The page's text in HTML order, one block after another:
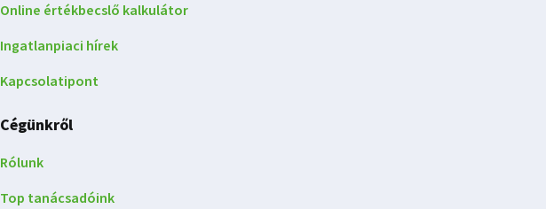
Online értékbecslő kalkulátor
Ingatlanpiaci hírek
Kapcsolatipont
Cégünkről
Rólunk
Top tanácsadóink